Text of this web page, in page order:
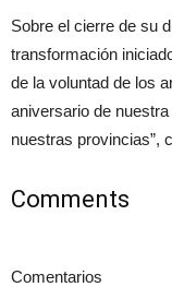
Sobre el cierre de su
transformación
de la voluntad de los
aniversario de
nuestras provincias”,
Comments
Comentarios